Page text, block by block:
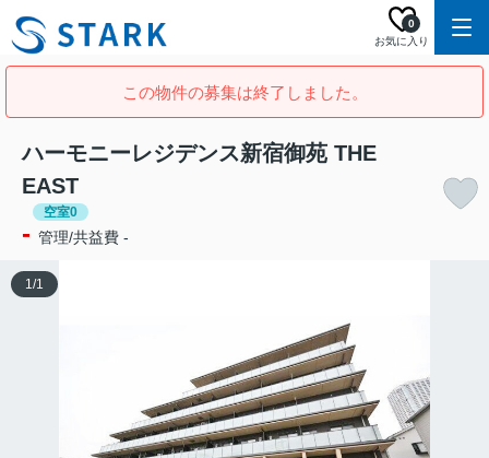
お気に入り
0
この物件の募集は終了しました。
ハーモニーレジデンス新宿御苑 THE
EAST
空室0
- 管理/共益費 -
1/1